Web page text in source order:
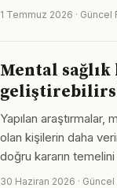
1 Temmuz 2026 · Güncel
Mental
Yapılan araştırmalar,
olan kişilerin daha
doğru kararın
30 Haziran 2026 ·